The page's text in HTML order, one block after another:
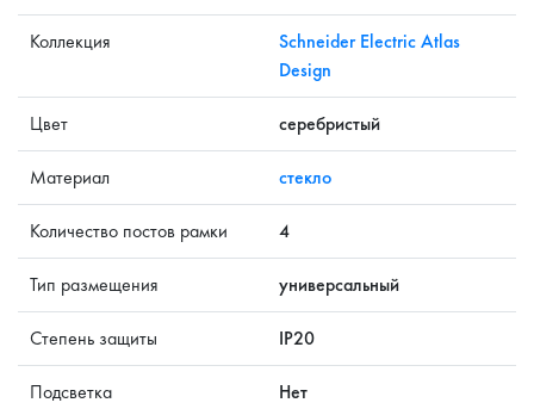
Коллекция
Schneider Electric Atlas
Design
Цвет серебристый
Материал стекло
Количество постов рамки 4
Тип размещения универсальный
Степень защиты IP20
Подсветка Нет